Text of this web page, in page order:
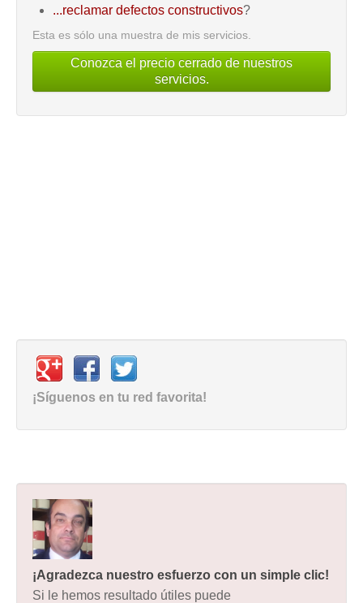
...reclamar defectos constructivos?
Esta es sólo una muestra de mis servicios.
Conozca el precio cerrado de nuestros
servicios.
¡Síguenos en tu red favorita!
¡Agradezca nuestro esfuerzo con un simple clic!
Si le hemos resultado útiles puede